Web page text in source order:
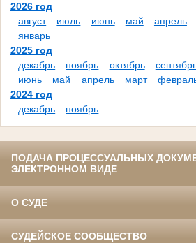
2026 год
август
июль июнь май апрель
январь
2025 год
декабрь
ноябрь октябрь
июнь
май апрель март
2024 год
декабрь
ноябрь
ПОДАЧА ПРОЦЕССУАЛЬНЫХ
ЭЛЕКТРОННОМ ВИДЕ
О СУДЕ
СУДЕЙСКОЕ СООБЩЕСТВО